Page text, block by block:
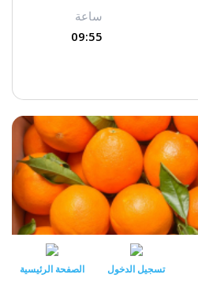
ساعة
09:55
الصفحة الرئيسية تسجيل الدخول